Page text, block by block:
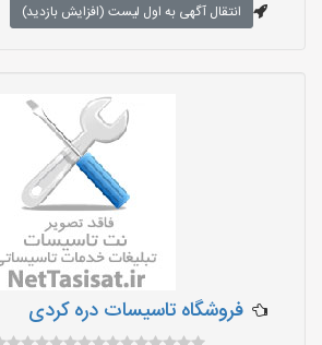
انتقال آگهی به اول لیست (افزایش بازدید)
‌فروشگاه تاسیسات دره کردی